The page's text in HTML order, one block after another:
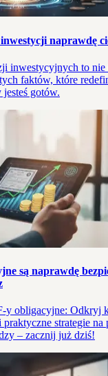
naprawdę
inwestycyjnych to
faktów, które
gotów.
są naprawdę
y obligacyjne: Odkryj
praktyczne strategie
– zacznij już dziś!